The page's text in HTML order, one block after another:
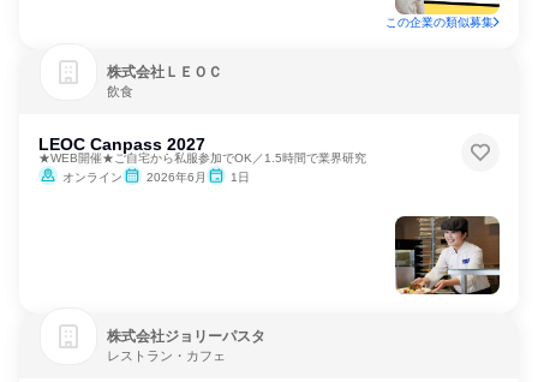
この企業の類似募集
株式会社ＬＥＯＣ
飲食
LEOC Canpass 2027
★WEB開催★ご自宅から私服参加でOK／1.5時間で業界研究
オンライン
2026年6月 1日
株式会社ジョリーパスタ
レストラン・カフェ